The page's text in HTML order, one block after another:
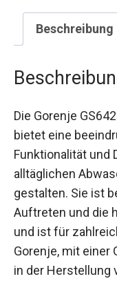
Beschreibung
Die Gorenje
bietet eine
Funktionalität und
alltäglichen
gestalten. Sie ist
Auftreten und die
und ist für
Gorenje, mit einer
in der Herstellung